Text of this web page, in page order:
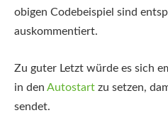
obigen Codebeispiel sind
auskommentiert.
Zu guter Letzt würde es sich
in den Autostart zu setzen,
sendet.